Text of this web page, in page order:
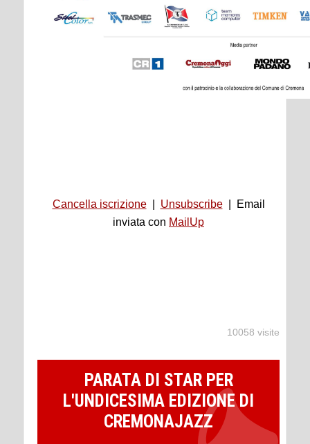
Cancella iscrizione| Unsubscribe|
Email
inviata con MailUp
10058 visite
PARATA DI STAR PER
L'UNDICESIMA EDIZIONE DI
CREMONAJAZZ